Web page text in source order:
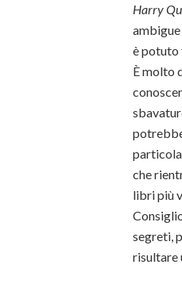
Harry
è potuto
È molto
che
libri più
segreti,
risultare